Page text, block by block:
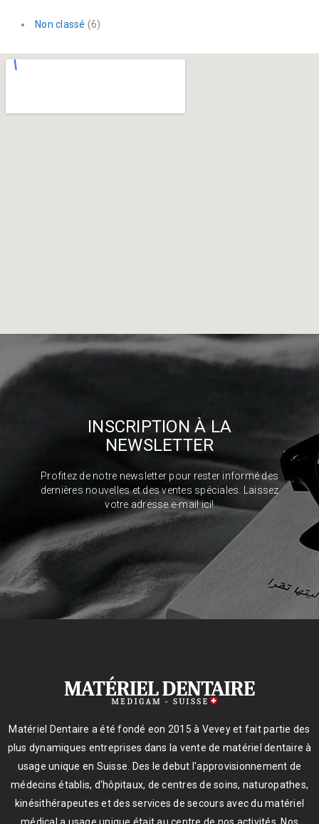
Non classé (6)
INSCRIPTION À LA
NEWSLETTER
Profitez de notre newsletter pour rester informé des
dernières nouvelles et des ventes spéciales. Laissez
votre adresse e-mail ici!
Matériel Dentaire a été fondé eon 2015 à Vevey et fait partie des
plus dynamiques entreprises dans la vente de matériel dentaire à
usage unique en Suisse. Des le debut l'approvisionnement de
médecins établis, d'hôpitaux, de centres de soins, naturopathes,
kinésithérapeutes et des services de secours avec du matériel